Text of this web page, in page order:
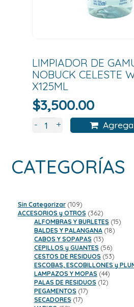
LIMPIADOR DE
NOBUCK CELESTE
X125ML
$3,500.00
- +
CATEGORÍAS
Sin Categorizar 109109
productos
ACCESORIOS y OTROS 362362
productos
ALFOMBRAS Y BURLETES 1515
BALDES Y PALANGANA 1818
CABOS Y SOPAPAS 1313
productos
CEPILLOS y GUANTES 5656
productos
CESTOS DE RESIDUOS 5353
ESCOBAS, ESCOBILLONES y
LAMPAZOS Y MOPAS 4444
productos
PALAS DE RESIDUOS 1212
PEGAMENTOS 1717
SECADORES 1717